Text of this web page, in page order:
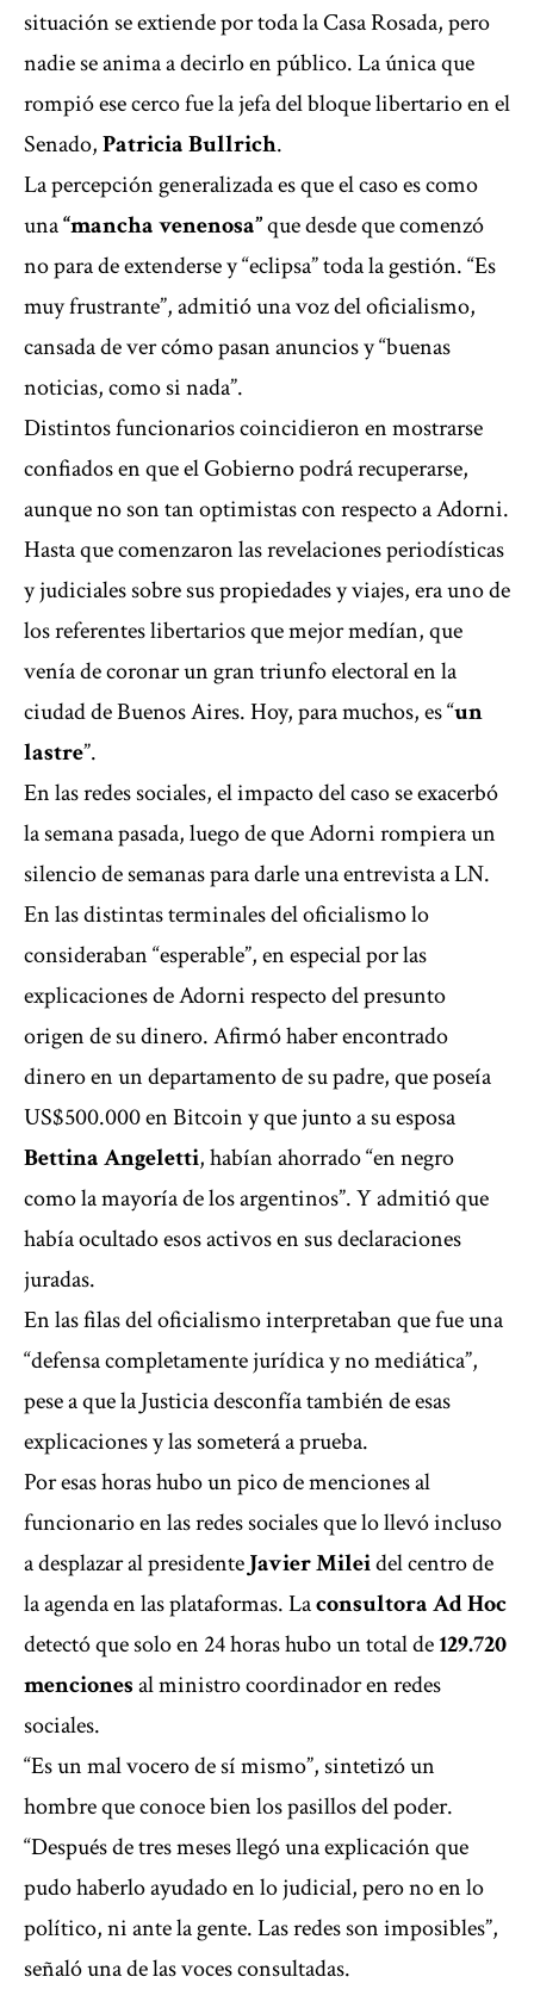
situación se extiende por toda la Casa Rosada, pero
nadie se anima a decirlo en público. La única que
rompió ese cerco fue la jefa del bloque libertario en el
Senado,Patricia Bullrich.
La percepción generalizada es que el caso es como
una“mancha venenosa”que desde que comenzó
no para de extenderse y “eclipsa” toda la gestión. “Es
muy frustrante”, admitió una voz del oficialismo,
cansada de ver cómo pasan anuncios y “buenas
noticias, como si nada”.
Distintos funcionarios coincidieron en mostrarse
confiados en que el Gobierno podrá recuperarse,
aunque no son tan optimistas con respecto a Adorni.
Hasta que comenzaron las revelaciones periodísticas
y judiciales sobre sus propiedades y viajes, era uno de
los referentes libertarios que mejor medían, que
venía de coronar un gran triunfo electoral en la
ciudad de Buenos Aires. Hoy, para muchos, es “un
lastre”.
En las redes sociales, el impacto del caso se exacerbó
la semana pasada, luego de que Adorni rompiera un
silencio de semanas para darle una entrevista a LN.
En las distintas terminales del oficialismo lo
consideraban “esperable”, en especial por las
explicaciones de Adorni respecto del presunto
origen de su dinero. Afirmó haber encontrado
dinero en un departamento de su padre, que poseía
US$500.000 en Bitcoin y que junto a su esposa
Bettina Angeletti, habían ahorrado “en negro
como la mayoría de los argentinos”. Y admitió que
había ocultado esos activos en sus declaraciones
juradas.
En las filas del oficialismo interpretaban que fue una
“defensa completamente jurídica y no mediática”,
pese a que la Justicia desconfía también de esas
explicaciones y las someterá a prueba.
Por esas horas hubo un pico de menciones al
funcionario en las redes sociales que lo llevó incluso
a desplazar al presidenteJavier Mileidel centro de
la agenda en las plataformas. Laconsultora Ad Hoc
detectó que solo en 24 horas hubo un total de129.720
mencionesal ministro coordinador en redes
sociales.
“Es un mal vocero de sí mismo”, sintetizó un
hombre que conoce bien los pasillos del poder.
“Después de tres meses llegó una explicación que
pudo haberlo ayudado en lo judicial, pero no en lo
político, ni ante la gente. Las redes son imposibles”,
señaló una de las voces consultadas.